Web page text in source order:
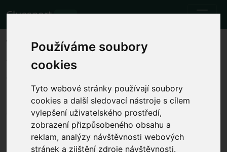
Používáme soubory
cookies
Tyto webové stránky používají soubory
cookies a další sledovací nástroje s cílem
vylepšení uživatelského prostředí,
zobrazení přizpůsobeného obsahu a
reklam, analýzy návštěvnosti webových
stránek a zjištění zdroje návštěvnosti.
Cluesport BETA
The best airfare and tickets for
the Valencia vs Celta Vigo
football match.
Fixtures 26.11.2023 Valencia - Celta Vigo
Show local match time
Sun 26.11.2023 time will be determined